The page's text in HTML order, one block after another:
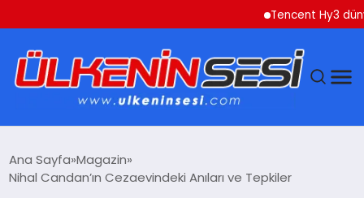
Tencent Hy3 dünya
Ana Sayfa Magazin
Nihal Candan’ın Cezaevindeki Anıları ve Tepkiler